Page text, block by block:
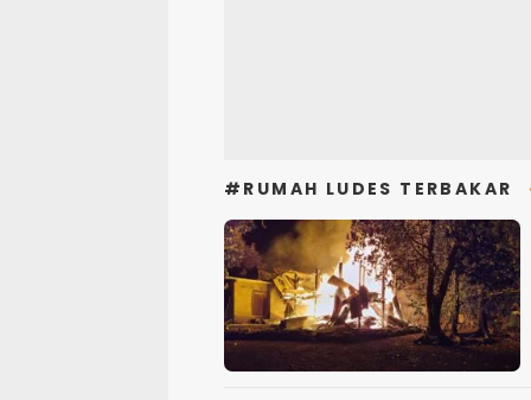
#RUMAH LUDES TERBAKAR